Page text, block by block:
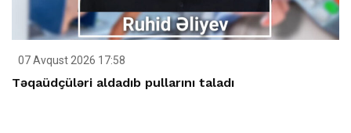
07 Avqust 2026 17:58
Təqaüdçüləri aldadıb pullarını taladı